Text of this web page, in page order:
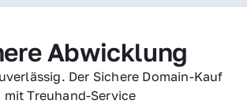
Abwicklung
Der Sichere Domain-Kauf
mit Treuhand-Service